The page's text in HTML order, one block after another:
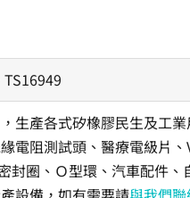
生產各式矽橡膠民生及工業
電阻測試頭、醫療電級片、
封圈、Ｏ型環、汽車配件、